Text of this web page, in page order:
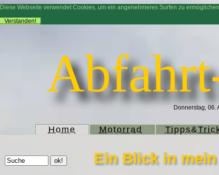
Diese Webseite verwendet Cookies, um ein angenehmeres Surfen zu
Verstanden!
Donnerstag, 06.
Home Motorrad
Ein Blick in